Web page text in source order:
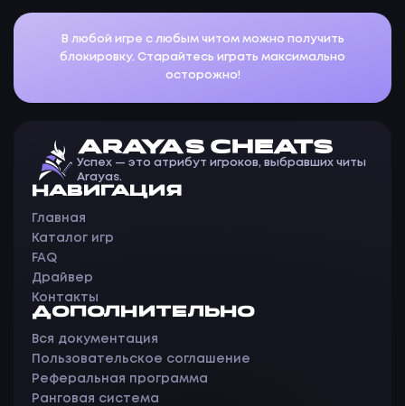
В любой игре с любым читом можно получить
блокировку. Старайтесь играть максимально
осторожно!
ARAYAS CHEATS
Успех — это атрибут игроков, выбравших читы
Arayas.
НАВИГАЦИЯ
Главная
Каталог игр
FAQ
Драйвер
Контакты
ДОПОЛНИТЕЛЬНО
Вся документация
Пользовательское соглашение
Реферальная программа
Ранговая система